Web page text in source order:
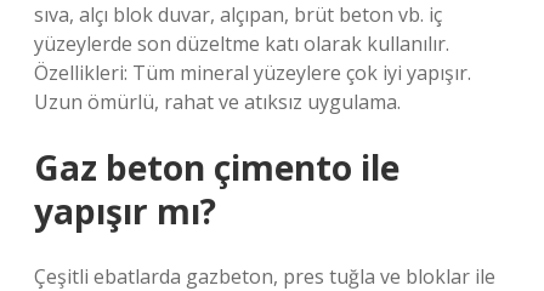
sıva, alçı blok duvar, alçıpan, brüt beton vb. iç
yüzeylerde son düzeltme katı olarak kullanılır.
Özellikleri: Tüm mineral yüzeylere çok iyi yapışır.
Uzun ömürlü, rahat ve atıksız uygulama.
Gaz beton çimento ile
yapışır mı?
Çeşitli ebatlarda gazbeton, pres tuğla ve bloklar ile